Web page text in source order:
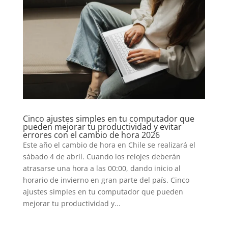
Cinco ajustes simples en tu computador que
pueden mejorar tu productividad y evitar
errores con el cambio de hora 2026
Este año el cambio de hora en Chile se realizará el
sábado 4 de abril. Cuando los relojes deberán
atrasarse una hora a las 00:00, dando inicio al
horario de invierno en gran parte del país. Cinco
ajustes simples en tu computador que pueden
mejorar tu productividad y...